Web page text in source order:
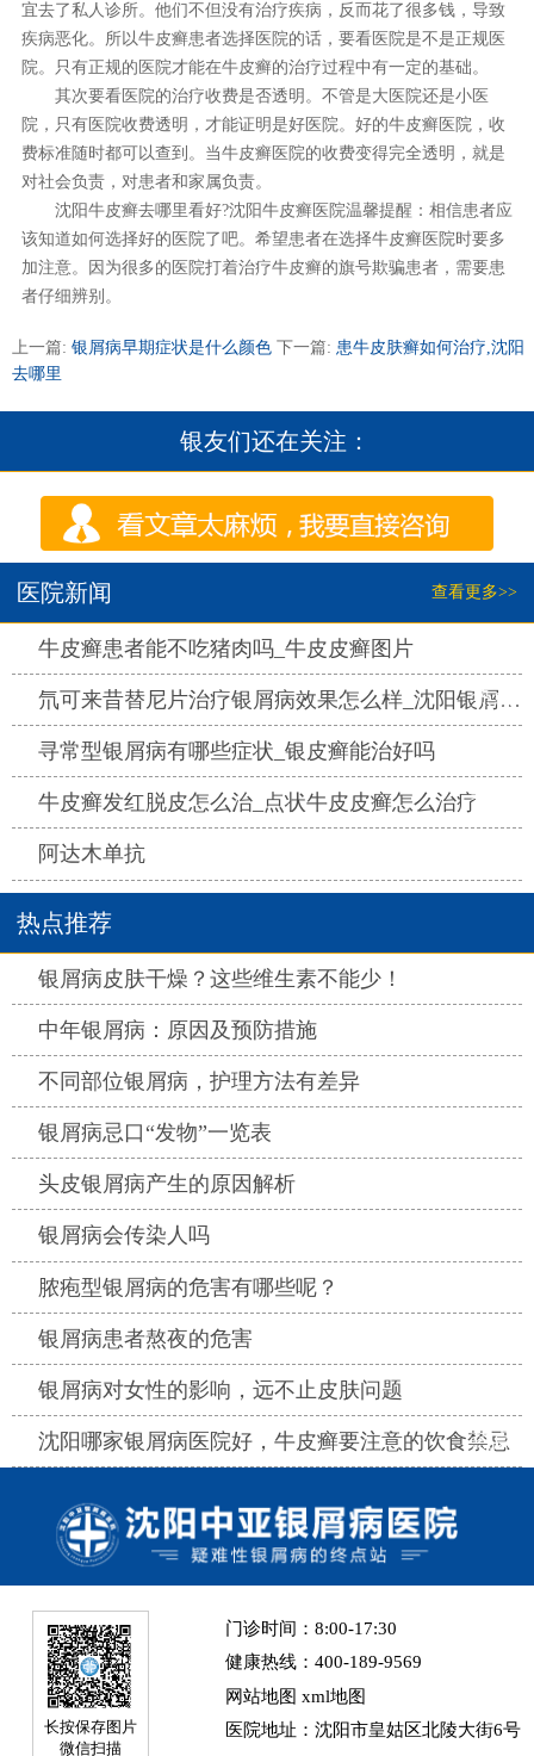
宜去了私人诊所。他们不但没有治疗疾病，反而花了很多钱，导致
疾病恶化。所以牛皮癣患者选择医院的话，要看医院是不是正规医
院。只有正规的医院才能在牛皮癣的治疗过程中有一定的基础。
其次要看医院的治疗收费是否透明。不管是大医院还是小医
院，只有医院收费透明，才能证明是好医院。好的牛皮癣医院，收
费标准随时都可以查到。当牛皮癣医院的收费变得完全透明，就是
对社会负责，对患者和家属负责。
沈阳牛皮癣去哪里看好?沈阳牛皮癣医院温馨提醒：相信患者应
该知道如何选择好的医院了吧。希望患者在选择牛皮癣医院时要多
加注意。因为很多的医院打着治疗牛皮癣的旗号欺骗患者，需要患
者仔细辨别。
上一篇: 银屑病早期症状是什么颜色 下一篇: 患牛皮肤癣如何治疗,沈阳
去哪里
银友们还在关注：
医院新闻 查看更多>>
牛皮癣患者能不吃猪肉吗_牛皮皮癣图片
氘可来昔替尼片治疗银屑病效果怎么样_沈阳银屑病医院哪家好
热点
寻常型银屑病有哪些症状_银皮癣能治好吗
牛皮癣发红脱皮怎么治_点状牛皮皮癣怎么治疗热点
阿达木单抗
热点推荐
银屑病皮肤干燥？这些维生素不能少！
中年银屑病：原因及预防措施
不同部位银屑病，护理方法有差异
银屑病忌口“发物”一览表
头皮银屑病产生的原因解析
银屑病会传染人吗
脓疱型银屑病的危害有哪些呢？
银屑病患者熬夜的危害
银屑病对女性的影响，远不止皮肤问题
沈阳哪家银屑病医院好，牛皮癣要注意的饮食禁忌
热点
长按保存图片
微信扫描
门诊时间：8:00-17:30
健康热线：400-189-9569
网站地图 xml地图
医院地址：沈阳市皇姑区北陵大街6号